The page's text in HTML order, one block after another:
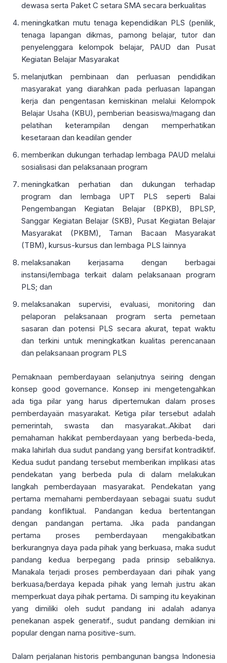
dewasa serta Paket C setara SMA secara berkualitas
meningkatkan mutu tenaga kependidikan PLS (penilik,
tenaga lapangan dikmas, pamong belajar, tutor dan
penyelenggara kelompok belajar, PAUD dan Pusat
Kegiatan Belajar Masyarakat
melanjutkan pembinaan dan perluasan pendidikan
masyarakat yang diarahkan pada perluasan lapangan
kerja dan pengentasan kemiskinan melalui Kelompok
Belajar Usaha (KBU), pemberian beasiswa/magang dan
pelatihan keterampilan dengan memperhatikan
kesetaraan dan keadilan gender
memberikan dukungan terhadap lembaga PAUD melalui
sosialisasi dan pelaksanaan program
meningkatkan perhatian dan dukungan terhadap
program dan lembaga UPT PLS seperti Balai
Pengembangan Kegiatan Belajar (BPKB), BPLSP,
Sanggar Kegiatan Belajar (SKB), Pusat Kegiatan Belajar
Masyarakat (PKBM), Taman Bacaan Masyarakat
(TBM), kursus-kursus dan lembaga PLS lainnya
melaksanakan kerjasama dengan berbagai
instansi/lembaga terkait dalam pelaksanaan program
PLS; dan
melaksanakan supervisi, evaluasi, monitoring dan
pelaporan pelaksanaan program serta pemetaan
sasaran dan potensi PLS secara akurat, tepat waktu
dan terkini untuk meningkatkan kualitas perencanaan
dan pelaksanaan program PLS
Pemaknaan pemberdayaan selanjutnya seiring dengan
konsep good governance. Konsep ini mengetengahkan
ada tiga pilar yang harus dipertemukan dalam proses
pemberdayaän masyarakat. Ketiga pilar tersebut adalah
pemerintah, swasta dan masyarakat..Akibat dari
pemahaman hakikat pemberdayaan yang berbeda-beda,
maka lahirlah dua sudut pandang yang bersifat kontradiktif.
Kedua sudut pandang tersebut memberikan implikasi atas
pendekatan yang berbeda pula di dalam melakukan
langkah pemberdayaan masyarakat. Pendekatan yang
pertama memahami pemberdayaan sebagai suatu sudut
pandang konfliktual. Pandangan kedua bertentangan
dengan pandangan pertama. Jika pada pandangan
pertama proses pemberdayaan mengakibatkan
berkurangnya daya pada pihak yang berkuasa, maka sudut
pandang kedua berpegang pada prinsip sebaliknya.
Manakala terjadi proses pemberdayaan dari pihak yang
berkuasa/berdaya kepada pihak yang lemah justru akan
memperkuat daya pihak pertama. Di samping itu keyakinan
yang dimiliki oleh sudut pandang ini adalah adanya
penekanan aspek generatif., sudut pandang demikian ini
popular dengan nama positive-sum.
Dalam perjalanan historis pembangunan bangsa Indonesia